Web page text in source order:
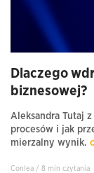
Dlaczego
biznesowej?
Aleksandra Tutaj
procesów i jak
mierzalny wynik.
Conlea / 8 min czytania